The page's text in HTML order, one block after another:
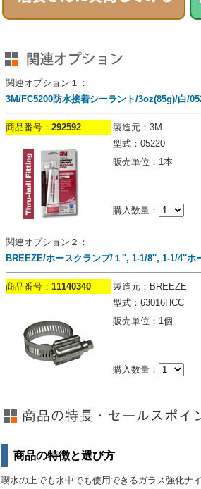
関連オプション１：
3M/FC5200防水接着シーラント/3oz(85g)/白/
商品番号： 292592
製造元：3M
型式：05220
販売単位：1本
購入数量：
関連オプション２：
BREEZE/ホースクランプ/１'', 1-1/8'', 1-1/4''ホ
商品番号： 11140340
製造元：BREEZE
型式：63016HCC
販売単位：1個
購入数量：
商品の特徴と選び方
喫水の上でも水中でも使用できるガラス強化ナ